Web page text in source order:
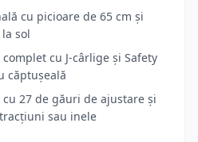
cu picioare de 65 cm și
sol
cu J-cârlige și Safety
căptușeală
27 de găuri de ajustare și
sau inele